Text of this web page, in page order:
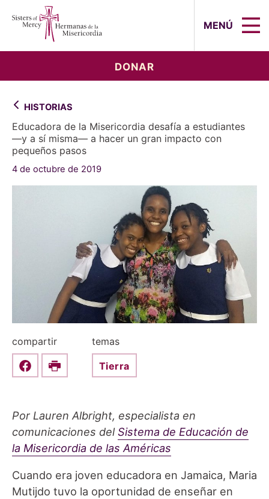
MENÚ
DONAR
HISTORIAS
Educadora de la Misericordia desafía a estudiantes
—y a sí misma— a hacer un gran impacto con
pequeños pasos
4 de octubre de 2019
compartir
Share this on Facebook
Print
temas
Tierra
Por Lauren Albright, especialista en
comunicaciones delSistema de Educación de
la Misericordia de las Américas
Cuando era joven educadora en Jamaica, Maria
Mutijdo tuvo la oportunidad de enseñar en